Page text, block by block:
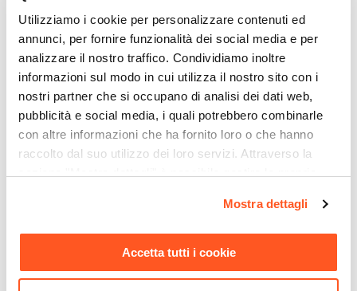
Utilizziamo i cookie per personalizzare contenuti ed
annunci, per fornire funzionalità dei social media e per
analizzare il nostro traffico. Condividiamo inoltre
informazioni sul modo in cui utilizza il nostro sito con i
nostri partner che si occupano di analisi dei dati web,
pubblicità e social media, i quali potrebbero combinarle
con altre informazioni che ha fornito loro o che hanno
raccolto dal suo utilizzo dei loro servizi. Attraverso la
momento. Per maggiori informazioni si invita a leggere la
Mostra dettagli
Accetta tutti i cookie
palo laterale 4x3 m e telo
€ 324,00